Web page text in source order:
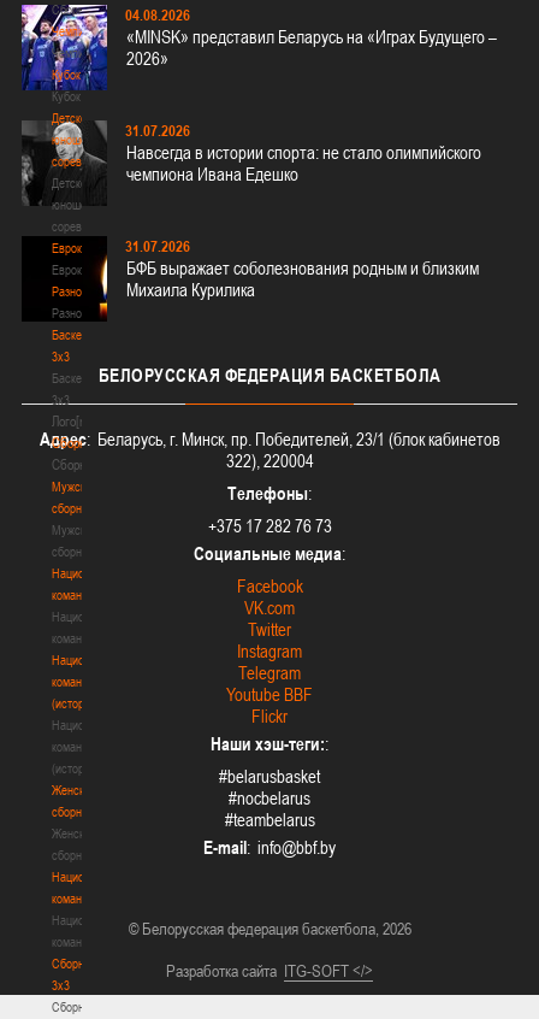
Сборные
Чемпионат
Чемпионат
Кубок
Кубок
Детско-
юношеские
соревнования
Детско-
юношеские
соревнования
Еврокубки
Еврокубки
Разное
Разное
Баскетбол
3х3
Баскетбол
3х3
Лого[modid=121]
Сборные
Сборные
Мужские
сборные
Мужские
сборные
Национальная
команда
Национальная
команда
Национальная
команда
(история)
Национальная
команда
(история)
Женские
сборные
Женские
сборные
Национальная
команда
Национальная
команда
Сборные
3х3
Сборные
04.08.2026
«MINSK» представил Беларусь на «Играх Будущего –
2026»
31.07.2026
Навсегда в истории спорта: не стало олимпийского
чемпиона Ивана Едешко
31.07.2026
БФБ выражает соболезнования родным и близким
Михаила Курилика
БЕЛОРУССКАЯ ФЕДЕРАЦИЯ БАСКЕТБОЛА
Адрес: Беларусь, г. Минск, пр. Победителей, 23/1 (блок кабинетов
322), 220004
Телефоны:
+375 17 282 76 73
Социальные медиа:
Facebook
VK.com
Twitter
Instagram
Telegram
Youtube BBF
Flickr
Наши хэш-теги::
#belarusbasket
#nocbelarus
#teambelarus
E-mail:
© Белорусская федерация баскетбола, 2026
Разработка сайта ITG-SOFT </>